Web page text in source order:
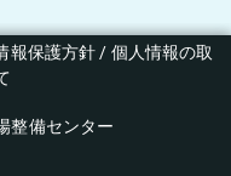
報保護方針 / 個人情報の取
整備センター